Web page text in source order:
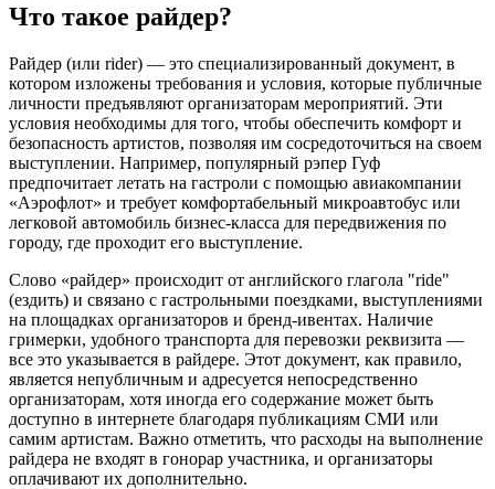
Что такое райдер?
Райдер (или rider) — это специализированный документ, в
котором изложены требования и условия, которые публичные
личности предъявляют организаторам мероприятий. Эти
условия необходимы для того, чтобы обеспечить комфорт и
безопасность артистов, позволяя им сосредоточиться на своем
выступлении. Например, популярный рэпер Гуф
предпочитает летать на гастроли с помощью авиакомпании
«Аэрофлот» и требует комфортабельный микроавтобус или
легковой автомобиль бизнес-класса для передвижения по
городу, где проходит его выступление.
Слово «райдер» происходит от английского глагола "ride"
(ездить) и связано с гастрольными поездками, выступлениями
на площадках организаторов и бренд-ивентах. Наличие
гримерки, удобного транспорта для перевозки реквизита —
все это указывается в райдере. Этот документ, как правило,
является непубличным и адресуется непосредственно
организаторам, хотя иногда его содержание может быть
доступно в интернете благодаря публикациям СМИ или
самим артистам. Важно отметить, что расходы на выполнение
райдера не входят в гонорар участника, и организаторы
оплачивают их дополнительно.